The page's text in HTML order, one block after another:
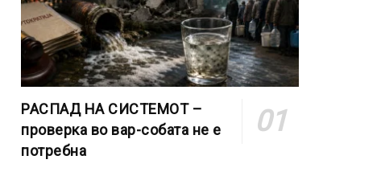
РАСПАД НА СИСТЕМОТ –
проверка во вар-собата не е
потребна